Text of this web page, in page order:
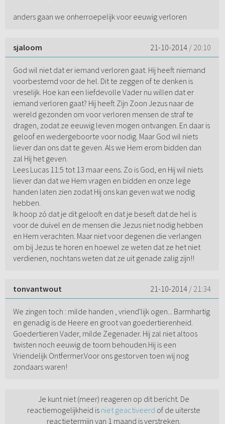
anders gaan we onherroepelijk voor eeuwig verloren
sjaloom 21-10-2014 / 20:10
God wil niet dat er iemand verloren gaat. Hij heeft niemand
voorbestemd voor de hel. Dit te zeggen of te denken is
vreselijk. Hoe kan een liefdevolle Vader nu willen dat er
iemand verloren gaat? Hij heeft Zijn Zoon Jezus naar de
wereld gezonden om voor verloren mensen de straf te
dragen, zodat ze eeuwig leven mogen ontvangen. En daar is
geloof en wedergeboorte voor nodig. Maar God wil niets
liever dan ons dat te geven. Als we Hem erom bidden dan
zal Hij het geven.
Lees Lucas 11:5 tot 13 maar eens. Zo is God, en Hij wil niets
liever dan dat we Hem vragen en bidden en onze lege
handen laten zien zodat Hij ons kan geven wat we nodig
hebben.
Ik hoop zó dat je dit gelooft en dat je beseft dat de hel is
voor de duivel en de mensen die Jezus niet nodig hebben
en Hem verachten. Maar niet voor degenen die verlangen
om bij Jezus te horen en hoewel ze weten dat ze het niet
verdienen, nochtans weten dat ze uit genade zalig zijn!!
tonvantwout 21-10-2014 / 21:34
We zingen toch : milde handen , vriend'lijk ogen... Barmhartig
en genadig is de Heere en groot van goedertierenheid.
Goedertieren Vader, milde Zegenader. Hij zal niet altoos
twisten noch eeuwig de toorn behouden.Hij is een
Vriendelijk Ontfermer.Voor ons gestorven toen wij nog
zondaars waren!
Je kunt niet (meer) reageren op dit bericht. De
reactiemogelijkheid is niet geactiveerd of de uiterste
reactietermijn van 1 maand is verstreken.